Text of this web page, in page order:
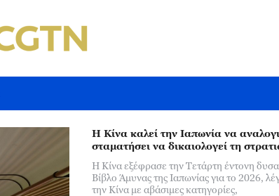
Η Κίνα καλεί την Ιαπωνία να
σταματήσει να δικαιολογεί τη
Η Κίνα εξέφρασε την Τετάρτη έντονη
Βίβλο Άμυνας της Ιαπωνίας για το 2026,
την Κίνα με αβάσιμες κατηγορίες,